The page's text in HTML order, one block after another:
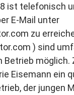
ist telefonisch
E-Mail unter
zu
) sind
Betrieb möglich.
Eisemann ein
der jungen